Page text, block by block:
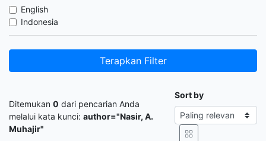
English
Indonesia
Terapkan Filter
Ditemukan 0 dari pencarian Anda
melalui kata kunci: author="Nasir, A.
Muhajir"
Sort by